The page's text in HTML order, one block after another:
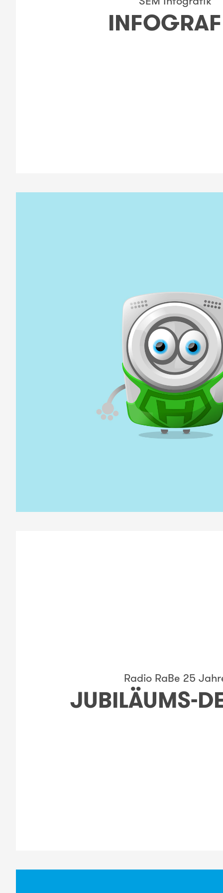
Radio RaBe 25
JUBILÄUMS-